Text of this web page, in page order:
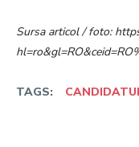
Sursa articol / foto:
TAGS: